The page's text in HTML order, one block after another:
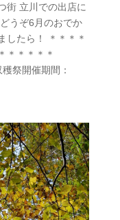
街 立川での出店に
うぞ6月のおでか
したら！ ＊＊＊＊
＊＊＊＊＊
祭開催期間：